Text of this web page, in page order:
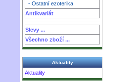
- Ostatní ezoterika
Antikvariát
Slevy ...
Všechno zboží ...
Aktuality
Aktuality